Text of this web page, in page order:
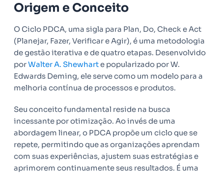
Origem e Conceito
O Ciclo PDCA, uma sigla para Plan, Do, Check e Act
(Planejar, Fazer, Verificar e Agir), é uma metodologia
de gestão iterativa e de quatro etapas. Desenvolvido
porWalter A. Shewharte popularizado por W.
Edwards Deming, ele serve como um modelo para a
melhoria contínua de processos e produtos.
Seu conceito fundamental reside na busca
incessante por otimização. Ao invés de uma
abordagem linear, o PDCA propõe um ciclo que se
repete, permitindo que as organizações aprendam
com suas experiências, ajustem suas estratégias e
aprimorem continuamente seus resultados. É uma